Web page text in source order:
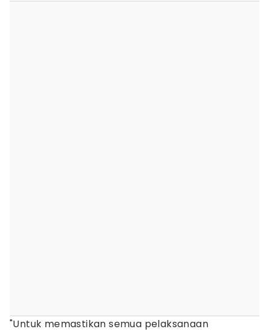
"Untuk memastikan semua pelaksanaan